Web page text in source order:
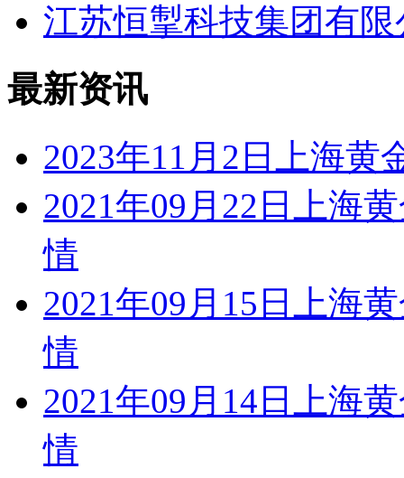
江苏恒掣科技集团有
最新资讯
2023年11月2日上海黄
2021年09月22日上海
情
2021年09月15日上海
情
2021年09月14日上海
情